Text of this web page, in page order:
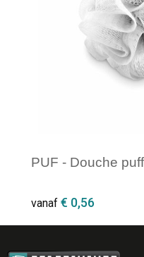
PUF - Douche puff
vanaf € 0,56